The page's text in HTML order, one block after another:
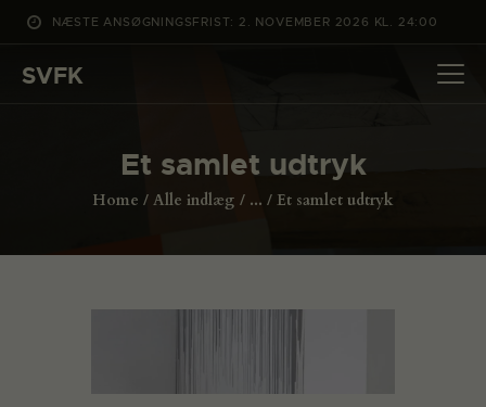
NÆSTE ANSØGNINGSFRIST: 2. NOVEMBER 2026 KL. 24:00
SVFK
Et samlet udtryk
Home Alle indlæg ... Et samlet udtryk
DET SKER
ANSØG